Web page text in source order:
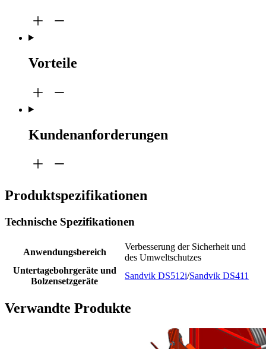
Vorteile
Kundenanforderungen
Produktspezifikationen
Technische Spezifikationen
Anwendungsbereich
Verbesserung der Sicherheit und
des Umweltschutzes
Untertagebohrgeräte und
Bolzensetzgeräte
Sandvik DS512i/Sandvik DS411
Verwandte Produkte